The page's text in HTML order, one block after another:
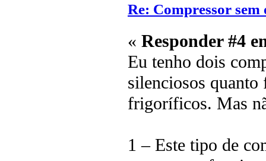
Re: Compressor sem
« Responder #4
Eu tenho dois
silenciosos
frigoríficos. Mas
1 – Este tipo de